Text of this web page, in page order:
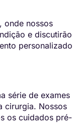
onde nossos
e discutirão
personalizado
série de exames
cirurgia. Nossos
os cuidados pré-